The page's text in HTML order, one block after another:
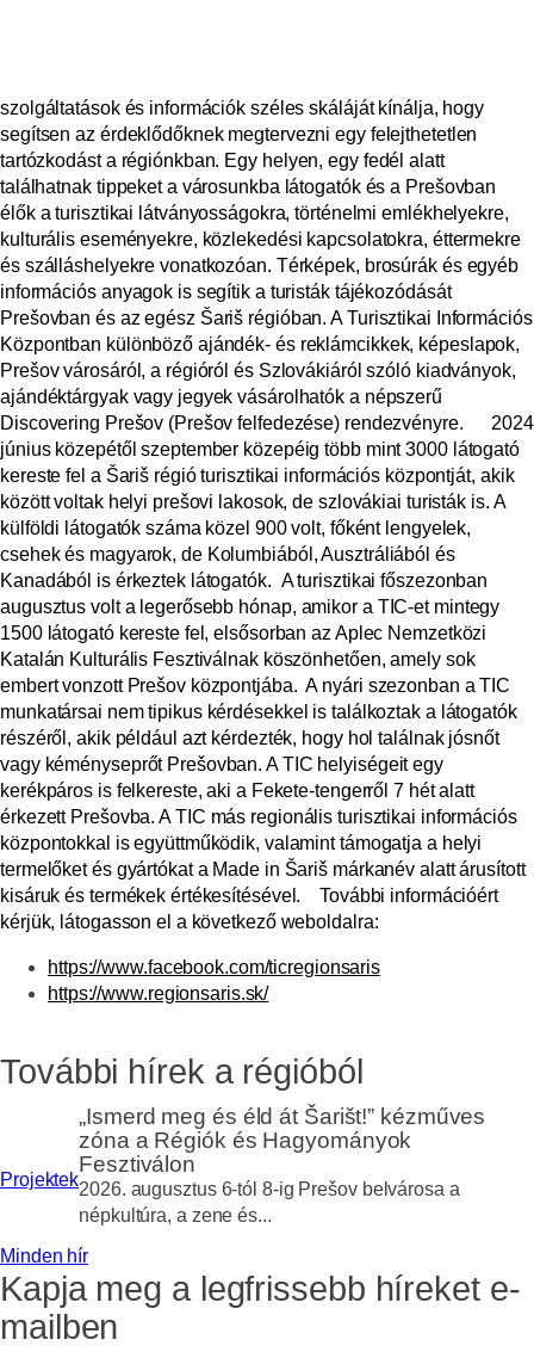
szolgáltatások és információk széles skáláját kínálja, hogy
segítsen az érdeklődőknek megtervezni egy felejthetetlen
tartózkodást a régiónkban. Egy helyen, egy fedél alatt
találhatnak tippeket a városunkba látogatók és a Prešovban
élők a turisztikai látványosságokra, történelmi emlékhelyekre,
kulturális eseményekre, közlekedési kapcsolatokra, éttermekre
és szálláshelyekre vonatkozóan. Térképek, brosúrák és egyéb
információs anyagok is segítik a turisták tájékozódását
Prešovban és az egész Šariš régióban. A Turisztikai Információs
Központban különböző ajándék- és reklámcikkek, képeslapok,
Prešov városáról, a régióról és Szlovákiáról szóló kiadványok,
ajándéktárgyak vagy jegyek vásárolhatók a népszerű
Discovering Prešov (Prešov felfedezése) rendezvényre.
2024
június közepétől szeptember közepéig több mint 3000 látogató
kereste fel a Šariš régió turisztikai információs központját, akik
között voltak helyi prešovi lakosok, de szlovákiai turisták is. A
külföldi látogatók száma közel 900 volt, főként lengyelek,
csehek és magyarok, de Kolumbiából, Ausztráliából és
Kanadából is érkeztek látogatók. A turisztikai főszezonban
augusztus volt a legerősebb hónap, amikor a TIC-et mintegy
1500 látogató kereste fel, elsősorban az Aplec Nemzetközi
Katalán Kulturális Fesztiválnak köszönhetően, amely sok
embert vonzott Prešov központjába. A nyári szezonban a TIC
munkatársai nem tipikus kérdésekkel is találkoztak a látogatók
részéről, akik például azt kérdezték, hogy hol találnak jósnőt
vagy kéményseprőt Prešovban. A TIC helyiségeit egy
kerékpáros is felkereste, aki a Fekete-tengerről 7 hét alatt
érkezett Prešovba. A TIC más regionális turisztikai információs
központokkal is együttműködik, valamint támogatja a helyi
termelőket és gyártókat a Made in Šariš márkanév alatt árusított
kisáruk és termékek értékesítésével.
További információért
kérjük, látogasson el a következő weboldalra:
https://www.facebook.com/ticregionsaris
https://www.regionsaris.sk/
További hírek a régióból
Projektek
„Ismerd meg és éld át Šarišt!” kézműves
zóna a Régiók és Hagyományok
Fesztiválon
2026. augusztus 6-tól 8-ig Prešov belvárosa a
népkultúra, a zene és...
Minden hír
Kapja meg a legfrissebb híreket e-
mailben